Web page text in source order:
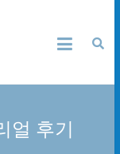
얼 후기